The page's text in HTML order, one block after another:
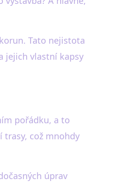
Tato nejistota
jejich vlastní kapsy
pořádku, a to
trasy, což mnohdy
úprav